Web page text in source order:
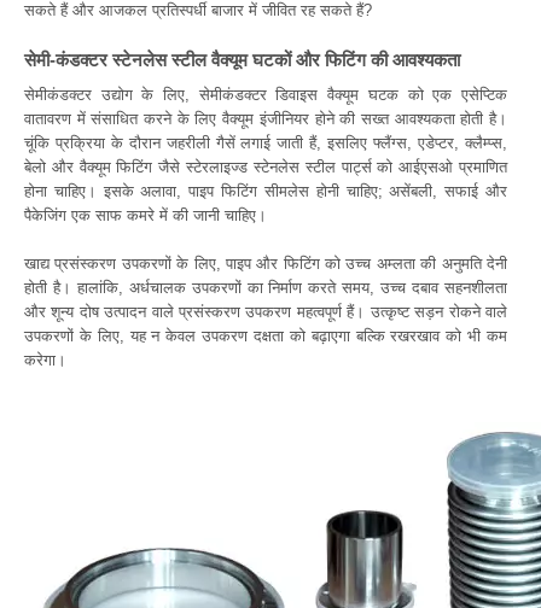
सकते हैं और आजकल प्रतिस्पर्धी बाजार में जीवित रह सकते हैं?
सेमी-कंडक्टर स्टेनलेस स्टील वैक्यूम घटकों और फिटिंग की आवश्यकता
सेमीकंडक्टर उद्योग के लिए, सेमीकंडक्टर डिवाइस वैक्यूम घटक को एक एसेप्टिक
वातावरण में संसाधित करने के लिए वैक्यूम इंजीनियर होने की सख्त आवश्यकता होती है।
चूंकि प्रक्रिया के दौरान जहरीली गैसें लगाई जाती हैं, इसलिए फ्लैंग्स, एडेप्टर, क्लैम्प्स,
बेलो और वैक्यूम फिटिंग जैसे स्टेरलाइज्ड स्टेनलेस स्टील पार्ट्स को आईएसओ प्रमाणित
होना चाहिए। इसके अलावा, पाइप फिटिंग सीमलेस होनी चाहिए; असेंबली, सफाई और
पैकेजिंग एक साफ कमरे में की जानी चाहिए।
खाद्य प्रसंस्करण उपकरणों के लिए, पाइप और फिटिंग को उच्च अम्लता की अनुमति देनी
होती है। हालांकि, अर्धचालक उपकरणों का निर्माण करते समय, उच्च दबाव सहनशीलता
और शून्य दोष उत्पादन वाले प्रसंस्करण उपकरण महत्वपूर्ण हैं। उत्कृष्ट सड़न रोकने वाले
उपकरणों के लिए, यह न केवल उपकरण दक्षता को बढ़ाएगा बल्कि रखरखाव को भी कम
करेगा।